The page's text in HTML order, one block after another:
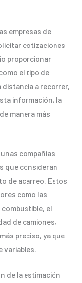
empresas de
cotizaciones
proporcionar
el tipo de
distancia a recorrer,
información, la
manera más
compañías
que consideran
de acarreo. Estos
como las
el
de camiones,
preciso, ya que
variables.
de la estimación